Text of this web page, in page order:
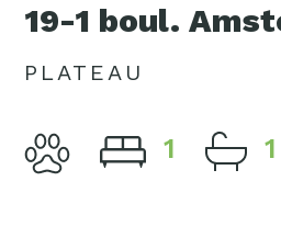
19-1 boul.
PLATEAU
1 1